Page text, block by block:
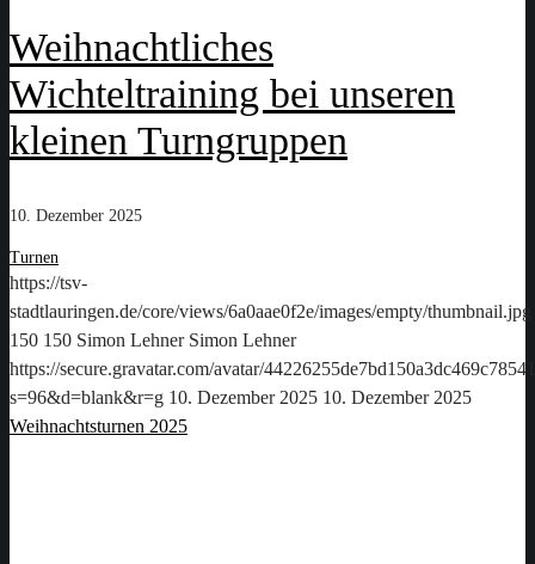
Weihnachtliches
Wichteltraining bei unseren
kleinen Turngruppen
10. Dezember 2025
Turnen
https://tsv-
stadtlauringen.de/core/views/6a0aae0f2e/images/empty/thumbnail.jpg
150 150 Simon Lehner Simon Lehner
https://secure.gravatar.com/avatar/
s=96&d=blank&r=g 10. Dezember 2025 10. Dezember 2025
Weihnachtsturnen 2025